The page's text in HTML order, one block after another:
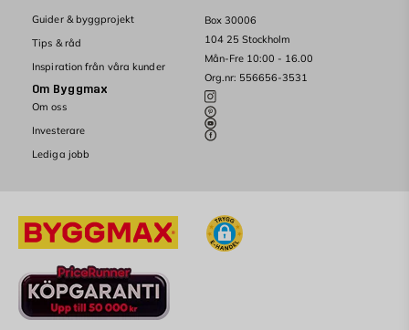
Box 30006
104 25 Stockholm
Mån-Fre 10:00 - 16.00
Org.nr: 556656-3531
Guider & byggprojekt
Tips & råd
Inspiration från våra kunder
Om Byggmax
Om oss
Investerare
Lediga jobb